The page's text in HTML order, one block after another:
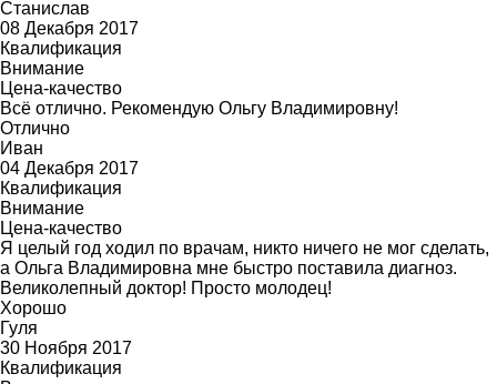
Станислав
08 Декабря 2017
Квалификация
Внимание
Цена-качество
Всё отлично. Рекомендую Ольгу Владимировну!
Отлично
Иван
04 Декабря 2017
Квалификация
Внимание
Цена-качество
Я целый год ходил по врачам, никто ничего не мог сделать,
а Ольга Владимировна мне быстро поставила диагноз.
Великолепный доктор! Просто молодец!
Хорошо
Гуля
30 Ноября 2017
Квалификация